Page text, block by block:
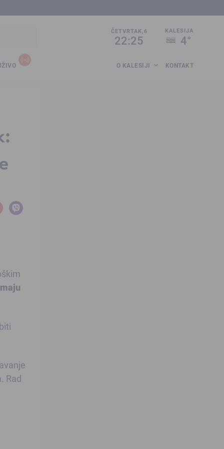
ČETVRTAK,6
22:25
KALESIJA
4°
O KALESIJI KONTAKT
Rad